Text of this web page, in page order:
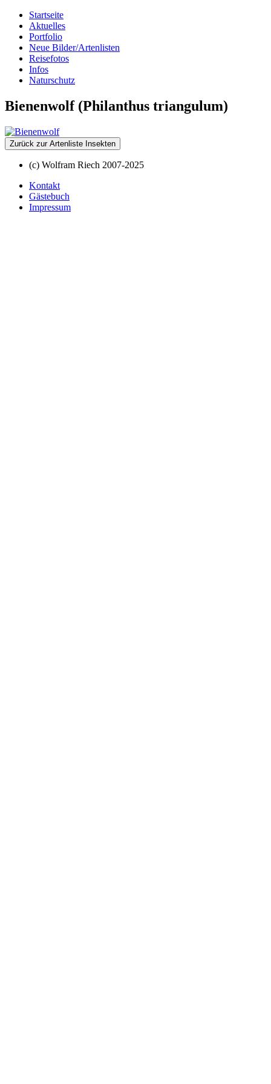
Startseite
Aktuelles
Portfolio
Neue Bilder/Artenlisten
Reisefotos
Infos
Naturschutz
Bienenwolf (Philanthus triangulum)
Zurück zur Artenliste Insekten
(c) Wolfram Riech 2007-2025
Kontakt
Gästebuch
Impressum